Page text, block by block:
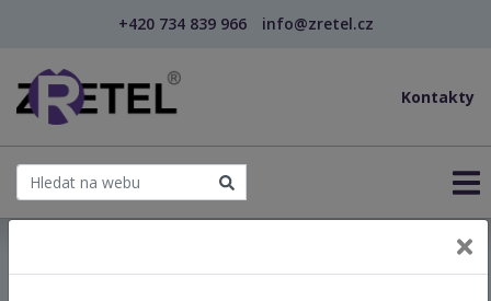
+420 734 839 966 info@zretel.cz
Kontakty